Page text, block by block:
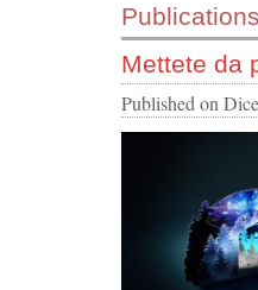
Publications
Mettete da
Published on